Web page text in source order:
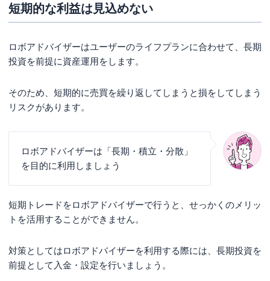
短期的な利益は見込めない
ロボアドバイザーはユーザーのライフプランに合わせて、長期
投資を前提に資産運用をします。
そのため、短期的に売買を繰り返してしまうと損をしてしまう
リスクがあります。
ロボアドバイザーは「長期・積立・分散」
を目的に利用しましょう
短期トレードをロボアドバイザーで行うと、せっかくのメリッ
トを活用することができません。
対策としてはロボアドバイザーを利用する際には、長期投資を
前提として入金・設定を行いましょう。